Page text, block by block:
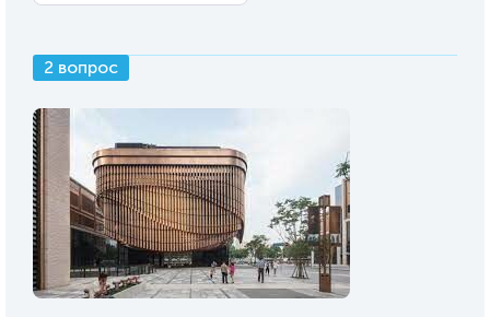
2 вопрос